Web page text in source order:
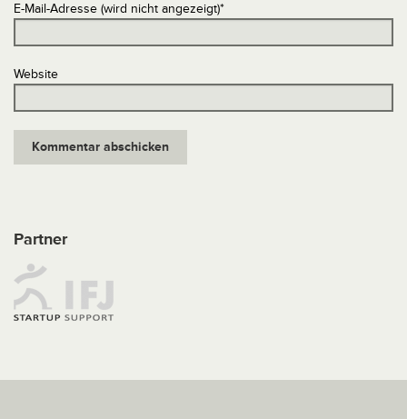
E-Mail-Adresse (wird nicht angezeigt)*
Website
Partner